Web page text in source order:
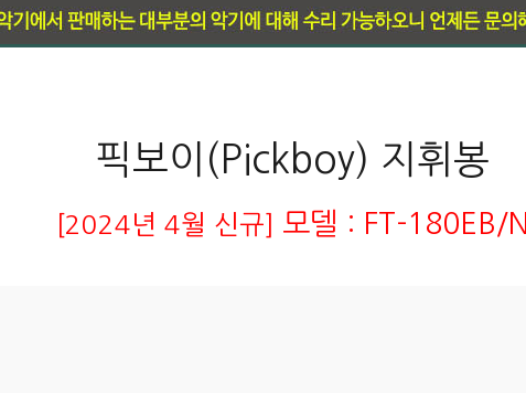
픽보이(Pickboy) 지휘봉
[2024년 4월 신규] 모델 : FT-180EB/N